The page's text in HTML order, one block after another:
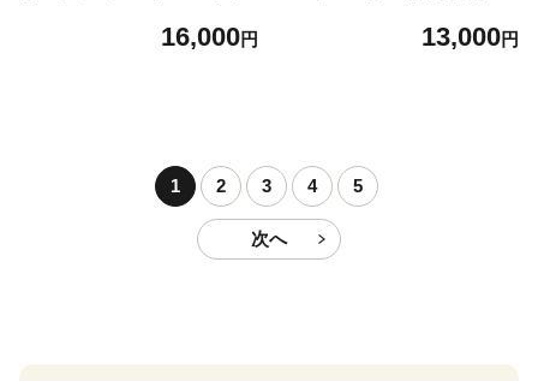
g×4パック 牛肉 すてーき 焼
16,000円
に出荷予定(土日祝除く)》熊
13,000円
1 2 3 4 5
次へ